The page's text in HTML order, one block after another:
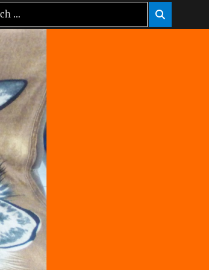
